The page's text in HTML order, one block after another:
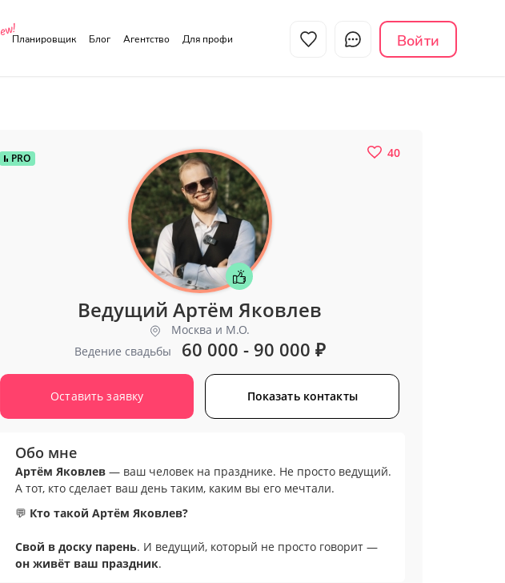
Войти
Планировщик Блог Агентство Для профи
PRO 40
Ведущий Артём Яковлев
Москва и М.О.
Ведение свадьбы
60 000 - 90 000 ₽
Оставить заявку Показать контакты
Обо мне
Артём Яковлев — ваш человек на празднике. Не просто ведущий.
А тот, кто сделает ваш день таким, каким вы его мечтали.
💬 Кто такой Артём Яковлев?
Свой в доску парень. И ведущий, который не просто говорит —
он живёт ваш праздник.